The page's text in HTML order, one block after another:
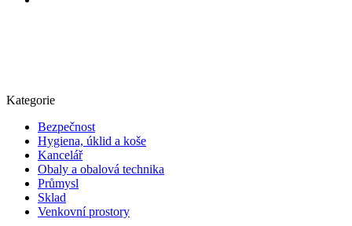
Kategorie
Bezpečnost
Hygiena, úklid a koše
Kancelář
Obaly a obalová technika
Průmysl
Sklad
Venkovní prostory